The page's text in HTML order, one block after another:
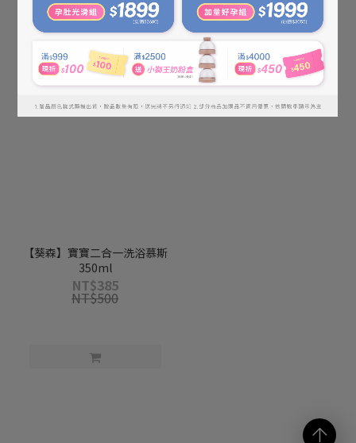
【葵森】寶寶二合一洗浴慕斯
350ml
NT$385
NT$500